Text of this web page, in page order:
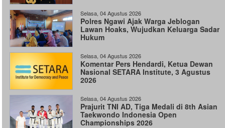
Selasa, 04 Agustus 2026
Polres Ngawi Ajak Warga Jeblogan
Lawan Hoaks, Wujudkan Keluarga Sadar
Hukum
Selasa, 04 Agustus 2026
Komentar Pers Hendardi, Ketua Dewan
Nasional SETARA Institute, 3 Agustus
2026
Selasa, 04 Agustus 2026
Prajurit TNI AD, Tiga Medali di 8th Asian
Taekwondo Indonesia Open
Championships 2026